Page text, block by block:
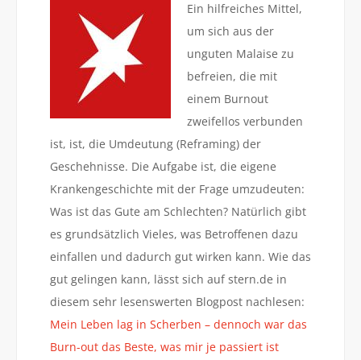
Ein hilfreiches Mittel,
um sich aus der
unguten Malaise zu
befreien, die mit
einem Burnout
zweifellos verbunden
ist, ist, die Umdeutung (Reframing) der
Geschehnisse. Die Aufgabe ist, die eigene
Krankengeschichte mit der Frage umzudeuten:
Was ist das Gute am Schlechten? Natürlich gibt
es grundsätzlich Vieles, was Betroffenen dazu
einfallen und dadurch gut wirken kann. Wie das
gut gelingen kann, lässt sich auf stern.de in
diesem sehr lesenswerten Blogpost nachlesen:
Mein Leben lag in Scherben – dennoch war das
Burn-out das Beste, was mir je passiert ist